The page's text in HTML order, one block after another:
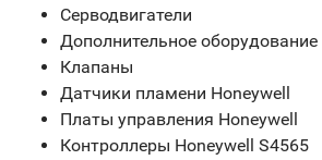
Серводвигатели
Дополнительное оборудование
Клапаны
Датчики пламени Honeywell
Платы управления Honeywell
Контроллеры Honeywell S4565